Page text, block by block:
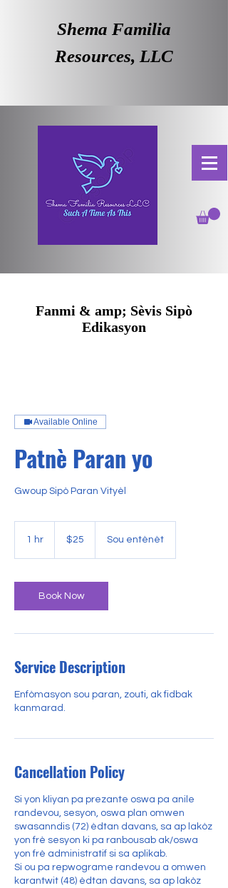
Shema Familia
Resources, LLC
Fanmi & amp; Sèvis Sipò
Edikasyon
Available Online
Patnè Paran yo
Gwoup Sipò Paran Vityèl
1 hr
dollars$25 Sou entènèt
Book Now
Service Description
Enfòmasyon sou paran, zouti, ak fidbak
kanmarad.
Cancellation Policy
Si yon kliyan pa prezante oswa pa anile
randevou, sesyon, oswa plan omwen
swasanndis (72) èdtan davans, sa ap lakòz
yon frè sesyon ki pa ranbousab ak/oswa
yon frè administratif si sa aplikab.
Si ou pa repwograme randevou a omwen
karantwit (48) èdtan davans, sa ap lakòz